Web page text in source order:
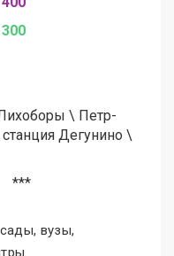
\ Петр-
станция Дегунино \
***